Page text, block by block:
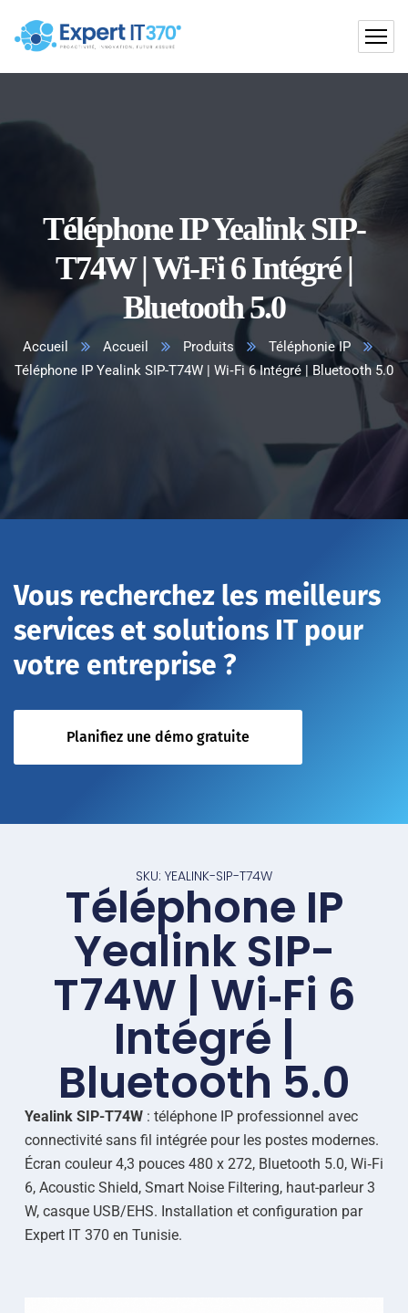
Téléphone IP Yealink SIP-
T74W | Wi‑Fi 6 Intégré |
Bluetooth 5.0
Accueil Accueil Produits
Téléphonie IP
Téléphone IP Yealink SIP-T74W | Wi‑Fi 6 Intégré | Bluetooth 5.0
Vous recherchez les meilleurs
services et solutions IT pour
votre entreprise ?
Planifiez une démo gratuite
SKU: YEALINK-SIP-T74W
Téléphone IP
Yealink SIP-
T74W | Wi‑Fi 6
Intégré |
Bluetooth 5.0
Yealink SIP-T74W: téléphone IP professionnel avec
connectivité sans fil intégrée pour les postes modernes.
Écran couleur 4,3 pouces 480 x 272, Bluetooth 5.0, Wi‑Fi
6, Acoustic Shield, Smart Noise Filtering, haut-parleur 3
W, casque USB/EHS. Installation et configuration par
Expert IT 370 en Tunisie.